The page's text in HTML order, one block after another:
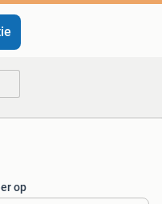
op